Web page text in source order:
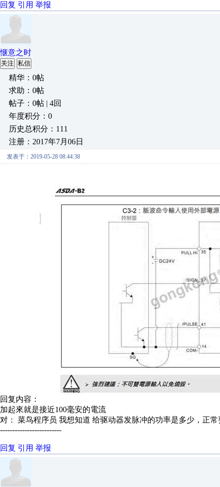
回复 引用 举报
惬意之时
关注 私信
精华：0帖
求助：0帖
帖子：0帖 | 4回
年度积分：0
历史总积分：111
注册：2017年7月06日
发表于：2019-05-28 08:44:38
回复内容：
加起來就是接近100毫安的電流
对： 菜鸟程序员 我想知道 给驱动器发脉冲的功率是多少，正
-------------------------
回复 引用 举报